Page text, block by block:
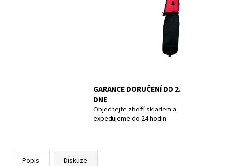
GARANCE DORUČENÍ DO 2.
DNE
Objednejte zboží skladem a
expedujeme do 24 hodin
Popis Diskuze